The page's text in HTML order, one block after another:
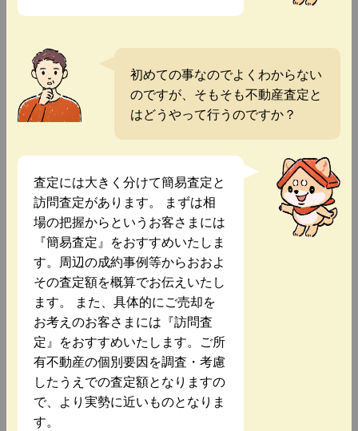
初めての事なのでよくわからない
のですが、そもそも不動産査定と
はどうやって行うのですか？
査定には大きく分けて簡易査定と
訪問査定があります。 まずは相
場の把握からというお客さまには
『簡易査定』をおすすめいたしま
す。周辺の成約事例等からおおよ
その査定額を概算でお伝えいたし
ます。 また、具体的にご売却を
お考えのお客さまには『訪問査
定』をおすすめいたします。ご所
有不動産の個別要因を調査・考慮
したうえでの査定額となりますの
で、より実勢に近いものとなりま
す。